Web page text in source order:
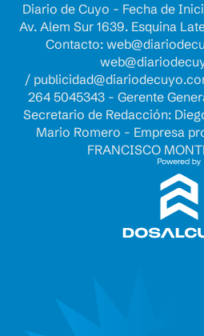
Diario de Cuyo - Fecha de
Av. Alem Sur 1639. Esquina
Contacto:
/
264 5045343 - Gerente
Secretario de Redacción:
Mario Romero - Empresa
FRANCISCO